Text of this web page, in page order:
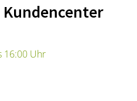
Kundencenter
16:00 Uhr